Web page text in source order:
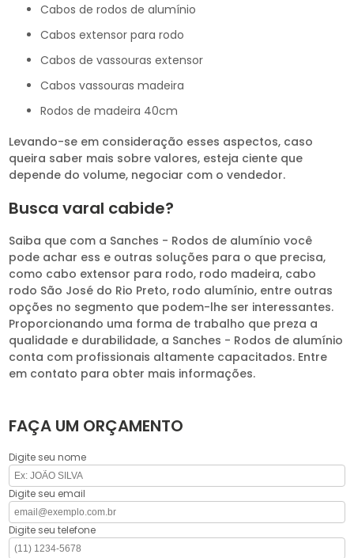
cabos de rodos de alumínio
cabos extensor para rodo
cabos de vassouras extensor
cabos vassouras madeira
rodos de madeira 40cm
Levando-se em consideração esses aspectos, caso
queira saber mais sobre valores, esteja ciente que
depende do volume, negociar com o vendedor.
Busca varal cabide?
Saiba que com a Sanches - Rodos de alumínio você
pode achar ess e outras soluções para o que precisa,
como cabo extensor para rodo, rodo madeira, cabo
rodo São José do Rio Preto, rodo alumínio, entre outras
opções no segmento que podem-lhe ser interessantes.
Proporcionando uma forma de trabalho que preza a
qualidade e durabilidade, a Sanches - Rodos de alumínio
conta com profissionais altamente capacitados. Entre
em contato para obter mais informações.
FAÇA UM ORÇAMENTO
Digite seu nome
Digite seu email
Digite seu telefone